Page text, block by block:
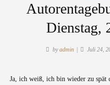
Dienstag,
byadmin Juli 24,
Ja, ich weiß, ich bin wieder zu